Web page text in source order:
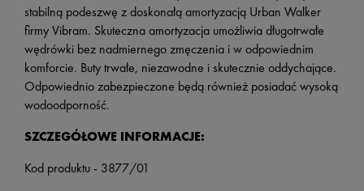
stabilną podeszwę z doskonałą amortyzacją Urban Walker
firmy Vibram. Skuteczna amortyzacja umożliwia długotrwałe
wędrówki bez nadmiernego zmęczenia i w odpowiednim
komforcie. Buty trwałe, niezawodne i skutecznie oddychające.
Odpowiednio zabezpieczone będą również posiadać wysoką
wodoodporność.
SZCZEGÓŁOWE INFORMACJE:
Kod produktu - 3877/01